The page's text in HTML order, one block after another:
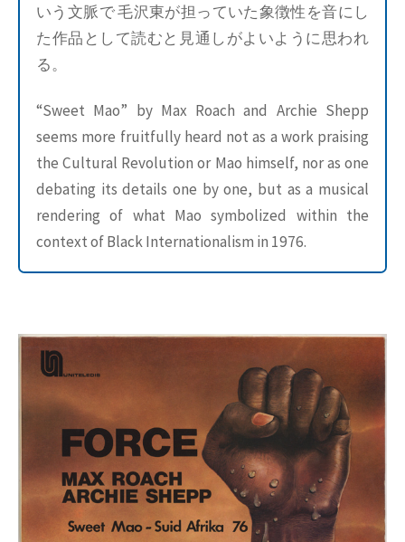
いう文脈で 毛沢東が担っていた象徴性を音にし
た作品として読むと見通しがよいように思われ
る。
“Sweet Mao” by Max Roach and Archie Shepp
seems more fruitfully heard not as a work praising
the Cultural Revolution or Mao himself, nor as one
debating its details one by one, but as a musical
rendering of what Mao symbolized within the
context of Black Internationalism in 1976.